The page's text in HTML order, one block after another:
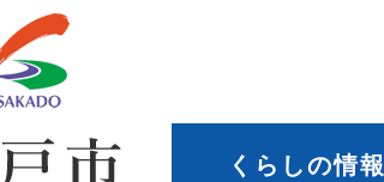
くらしの情報